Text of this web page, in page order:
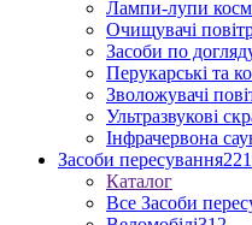
Лампи-лупи
Очищувачі
Засоби по
Перукарські та
Зволожувачі
Ультразвукові
Інфрачервона
Засоби пересування
Каталог
Все Засоби